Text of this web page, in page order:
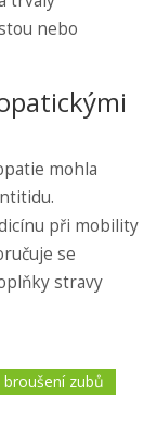
nebo
mohla
při mobility
se
stravy
broušení zubů